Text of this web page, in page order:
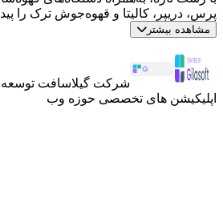
پرس، دریپر، کالیتا و قهوه‌جوش ترک را
مشاهده بیشتر
شرکت گیلاسافت توسعه
اپلیکیشن های تخصصی حوزه وب